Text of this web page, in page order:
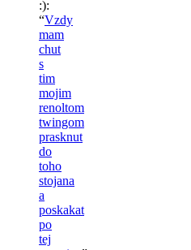
:):
“Vzdy
mam
chut
s
tim
mojim
renoltom
twingom
prasknut
do
toho
stojana
a
poskakat
po
tej